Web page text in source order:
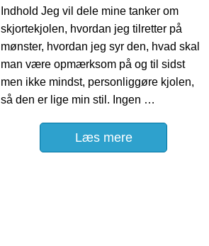
Indhold Jeg vil dele mine tanker om
skjortekjolen, hvordan jeg tilretter på
mønster, hvordan jeg syr den, hvad skal
man være opmærksom på og til sidst
men ikke mindst, personliggøre kjolen,
så den er lige min stil. Ingen …
Læs mere